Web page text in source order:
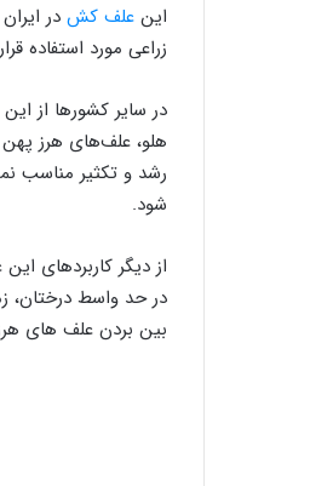
این علف کش در
زراعی مورد استفاده
در سایر کشورها از
هلو، علف‌های هرز
رشد و تکثير مناسب
شود.
از دیگر کاربردهای
در حد واسط درختان،
بین بردن علف های